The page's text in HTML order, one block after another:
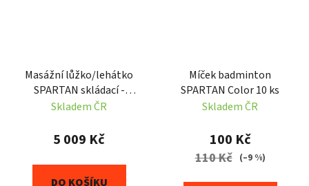
Masážní lůžko/lehátko
SPARTAN skládací -
dřevěné 186 x 70 cm
Skladem ČR
5 009 Kč
DO KOŠÍKU
Míček badminton
SPARTAN Color 10 ks
Skladem ČR
100 Kč
110 Kč (–9 %)